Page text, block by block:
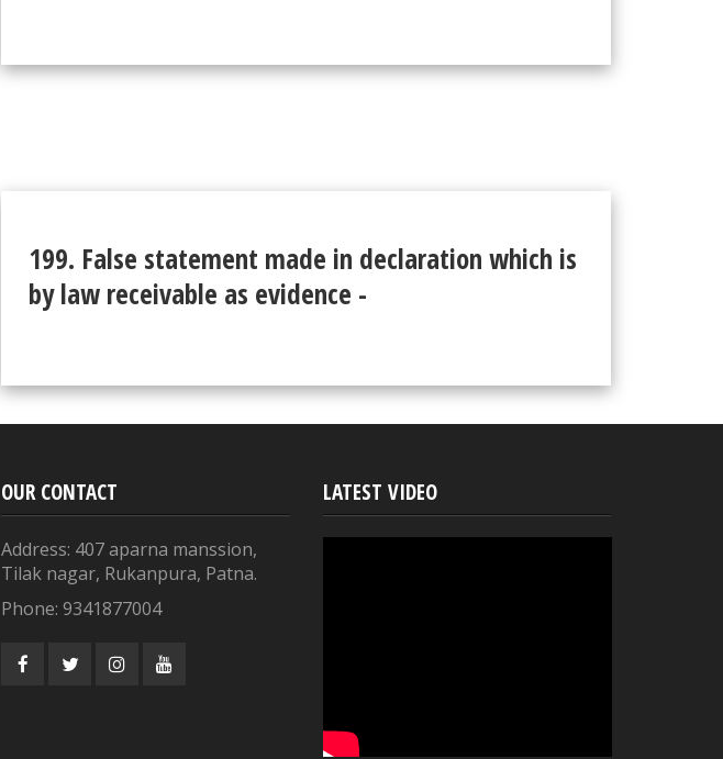
199. False statement made in declaration which is
by law receivable as evidence -
OUR CONTACT
Address: 407 aparna manssion,
Tilak nagar, Rukanpura, Patna.
Phone: 9341877004
LATEST VIDEO